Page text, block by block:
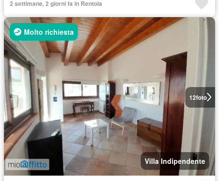
2 settimane, 2 giorni fa in Rentola
12foto
Molto richiesta
Villa Indipendente